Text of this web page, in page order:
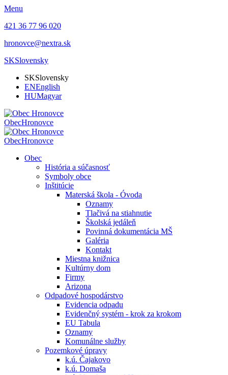
Menu
421 36 77 96 020
hronovce@nextra.sk
SKSlovensky
SKSlovensky
ENEnglish
HUMagyar
ObecHronovce
ObecHronovce
Obec
História a súčasnosť
Symboly obce
Inštitúcie
Materská škola - Óvoda
Oznamy
Tlačivá na stiahnutie
Školská jedáleň
Povinná dokumentácia MŠ
Galéria
Kontakt
Miestna knižnica
Kultúrny dom
Firmy
Arizona
Odpadové hospodárstvo
Evidencia odpadu
Evidenčný systém - krok za krokom
EU Tabula
Oznamy
Komunálne služby
Pozemkové úpravy
k.ú. Čajakovo
k.ú. Domaša